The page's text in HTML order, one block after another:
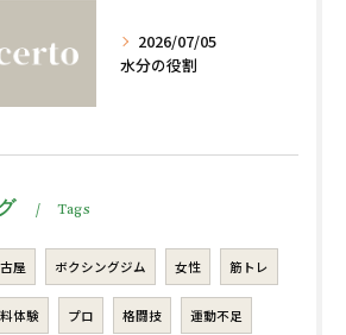
2026/07/05
水分の役割
Tags
屋 ボクシングジム 女性 筋トレ
体験 プロ 格闘技 運動不足